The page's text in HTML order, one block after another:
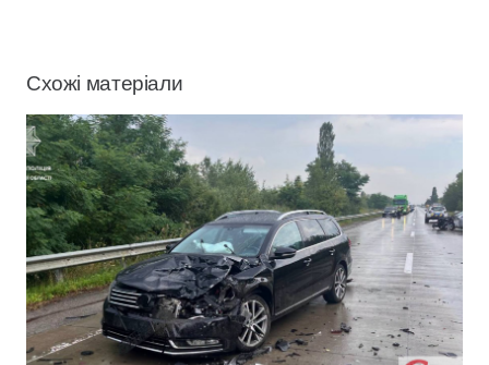
Схожі матеріали